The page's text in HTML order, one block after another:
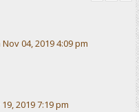
04, 2019 4:09 pm
2019 7:19 pm